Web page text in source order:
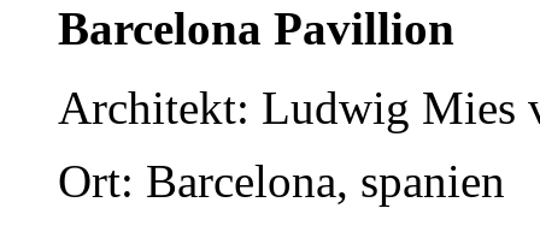
Barcelona Pavillion
Architekt: Ludwig Mies
Ort: Barcelona, spanien